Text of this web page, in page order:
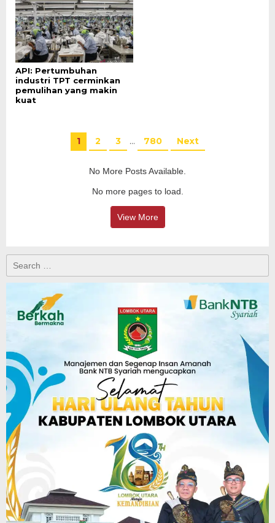
API: Pertumbuhan
industri TPT cerminkan
pemulihan yang makin
kuat
1 2 3 … 780 Next
No More Posts Available.
No more pages to load.
View More
for: